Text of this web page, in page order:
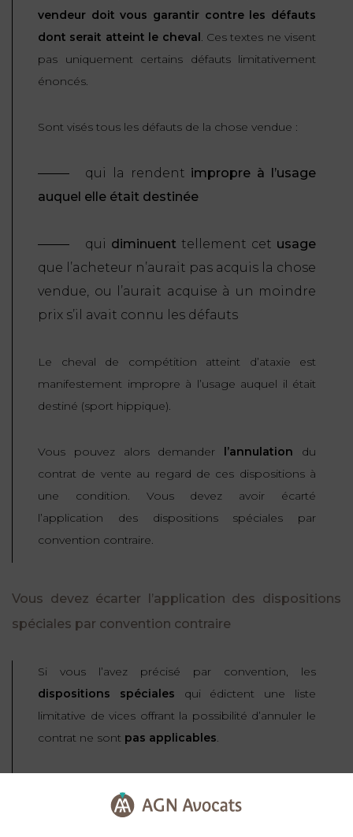
vendeur doit vous garantir contre les défauts
dont serait atteint le cheval . Ces textes ne visent
pas uniquement certains défauts limitativement
énoncés.
Sont visés tous les défauts de la chose vendue :
qui la rendent impropre à l’usage
auquel elle était destinée
qui diminuent tellement cet usage
que l’acheteur n’aurait pas acquis la chose
vendue, ou l’aurait acquise à un moindre
prix s’il avait connu les défauts
Le cheval de compétition atteint d’ataxie est
manifestement impropre à l’usage auquel il était
destiné (sport hippique).
Vous pouvez alors demander l’annulation du
contrat de vente au regard de ces dispositions à
une condition. Vous devez avoir écarté
l’application des dispositions spéciales par
convention contraire.
Vous devez écarter l’application des dispositions
spéciales par convention contraire
Si vous l’avez précisé par convention, les
dispositions spéciales qui édictent une liste
limitative de vices offrant la possibilité d’annuler le
contrat ne sont pas applicables
qu’une telle convention contraire puisse être